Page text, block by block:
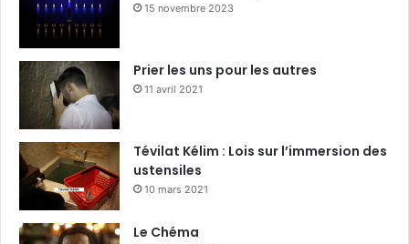
15 novembre 2023
Prier les uns pour les autres
11 avril 2021
Tévilat Kélim : Lois sur l’immersion des
ustensiles
10 mars 2021
Le Chéma